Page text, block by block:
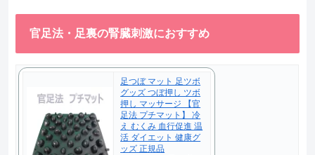
官足法・足裏の腎臓刺激におすすめ
足つぼ マット 足ツボ
グッズ つぼ押し ツボ
押し マッサージ 【官
足法 プチマット】 冷
え むくみ 血行促進 温
活 ダイエット 健康グ
ッズ 正規品